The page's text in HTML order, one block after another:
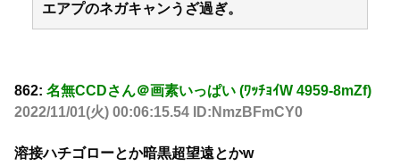
エアプのネガキャンうざ過ぎ。
862: 名無CCDさん＠画素いっぱい (ﾜｯﾁｮｲW 4959-8mZf)
2022/11/01(火) 00:06:15.54 ID:NmzBFmCY0
溶接ハチゴローとか暗黒超望遠とかw